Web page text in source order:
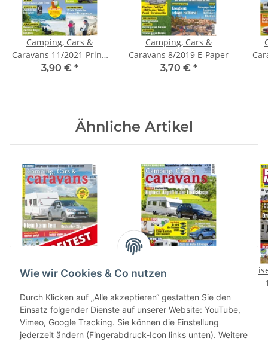
Camping, Cars &
Caravans 11/2021 Print-
Ausgabe
3,90 € *
Camping, Cars &
Caravans 8/2019 E-Paper
3,70 € *
Ähnliche Artikel
Profitest: Bürstner
1,99 €*
Camping, Cars &
3,50 €*
Wie wir Cookies & Co nutzen
Durch Klicken auf „Alle akzeptieren“ gestatten Sie den
Einsatz folgender Dienste auf unserer Website: YouTube,
Vimeo, Google Tracking. Sie können die Einstellung
jederzeit ändern (Fingerabdruck-Icon links unten). Weitere